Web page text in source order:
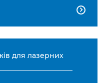

для лазерних